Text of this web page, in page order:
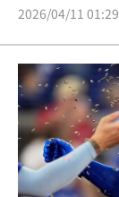
12:00
10:30
10:00
逆轉遊騎兵。
2026/04/11 01:29